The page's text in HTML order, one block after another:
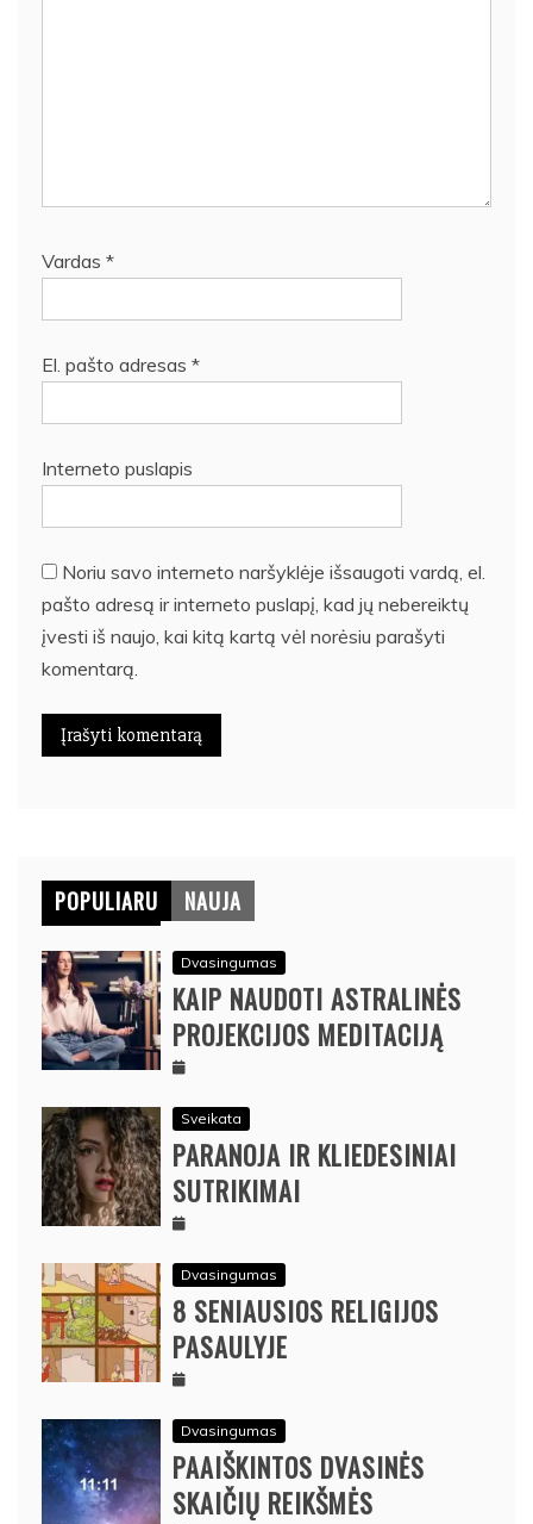
Vardas *
El. pašto adresas *
Interneto puslapis
Noriu savo interneto naršyklėje išsaugoti vardą, el.
pašto adresą ir interneto puslapį, kad jų nebereiktų
įvesti iš naujo, kai kitą kartą vėl norėsiu parašyti
komentarą.
POPULIARU NAUJA
Dvasingumas
KAIP NAUDOTI ASTRALINĖS
PROJEKCIJOS MEDITACIJĄ
Sveikata
PARANOJA IR KLIEDESINIAI
SUTRIKIMAI
Dvasingumas
8 SENIAUSIOS RELIGIJOS
PASAULYJE
Dvasingumas
PAAIŠKINTOS DVASINĖS
SKAIČIŲ REIKŠMĖS